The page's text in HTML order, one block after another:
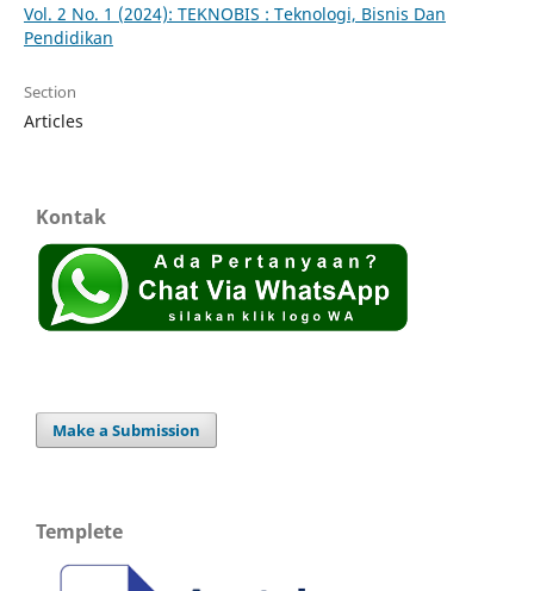
Vol. 2 No. 1 (2024): TEKNOBIS : Teknologi, Bisnis Dan
Pendidikan
Section
Articles
Kontak
Make a Submission
Templete